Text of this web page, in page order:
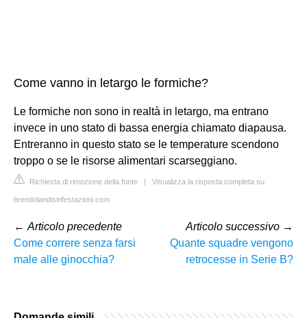
Come vanno in letargo le formiche?
Le formiche non sono in realtà in letargo, ma entrano
invece in uno stato di bassa energia chiamato diapausa.
Entreranno in questo stato se le temperature scendono
troppo o se le risorse alimentari scarseggiano.
Richiesta di rimozione della fonte | Visualizza la risposta completa su
brendolandisinfestazioni.com
← Articolo precedente
Come correre senza farsi
male alle ginocchia?
Articolo successivo →
Quante squadre vengono
retrocesse in Serie B?